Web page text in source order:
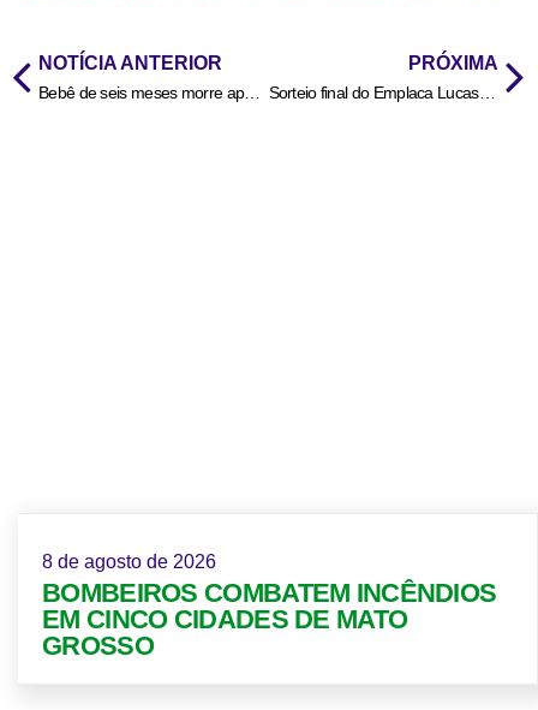
NOTÍCIA ANTERIOR
Bebê de seis meses morre após queda acidental no Norte de Mato Grosso
PRÓXIMA
Sorteio final do Emplaca Lucas será na próxima segunda-feira (7)
8 de agosto de 2026
BOMBEIROS COMBATEM INCÊNDIOS
EM CINCO CIDADES DE MATO
GROSSO